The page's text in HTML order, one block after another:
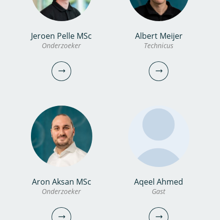
Xander Becking MSc
PhD candidate
030-6069756
xander.becking@kwrwater.nl
bekijk profiel
Amber Ammerlaan
Communicatiemedewerker
amber.ammerlaan@kwrwater.nl
bekijk profiel
Jeroen Pelle MSc
Onderzoeker
Jeroen Pelle MSc
Onderzoeker
Albert Meijer
Technicus
Albert Meijer
Technicus
Aron Aksan MSc
Onderzoeker
Aqeel Ahmed
Gast